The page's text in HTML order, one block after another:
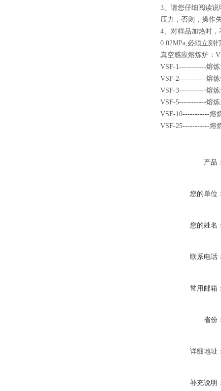
3、请您仔细阅读
压力，否则，操作
4、对样品加热时
0.02MPa,必须立刻
真空感应熔炼炉：
VSF-1-----------熔
VSF-2-----------熔
VSF-3-----------熔
VSF-5-----------熔
VSF-10-----------熔
VSF-25-----------熔
产品
您的单位
您的姓名
联系电话
常用邮箱
省份
详细地址
补充说明